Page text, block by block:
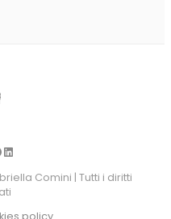
Comini | Tutti i diritti